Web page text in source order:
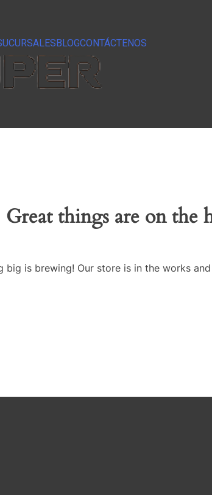
BLOGCONTÁCTENOS
Great things are on the
big is brewing! Our store is in the works